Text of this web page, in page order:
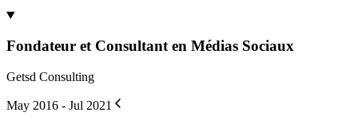
Fondateur et Consultant en Médias Sociaux
Getsd Consulting
May 2016 - Jul 2021